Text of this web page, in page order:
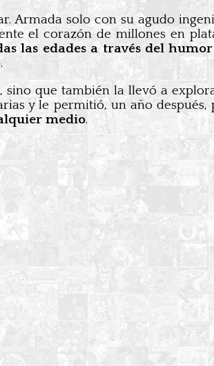
Armada solo con su agudo
el corazón de millones en
las edades a través del
que también la llevó a
y le permitió, un año
medio.